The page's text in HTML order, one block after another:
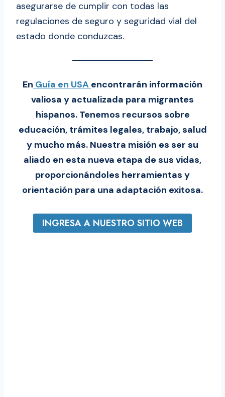
asegurarse de cumplir con todas las
regulaciones de seguro y seguridad vial del
estado donde conduzcas.
En Guía en USA encontrarán información
valiosa y actualizada para migrantes
hispanos. Tenemos recursos sobre
educación, trámites legales, trabajo, salud
y mucho más. Nuestra misión es ser su
aliado en esta nueva etapa de sus vidas,
proporcionándoles herramientas y
orientación para una adaptación exitosa.
INGRESA A NUESTRO SITIO WEB